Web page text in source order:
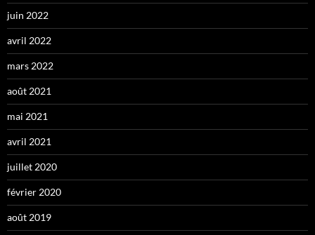
juin 2022
avril 2022
mars 2022
août 2021
mai 2021
avril 2021
juillet 2020
février 2020
août 2019